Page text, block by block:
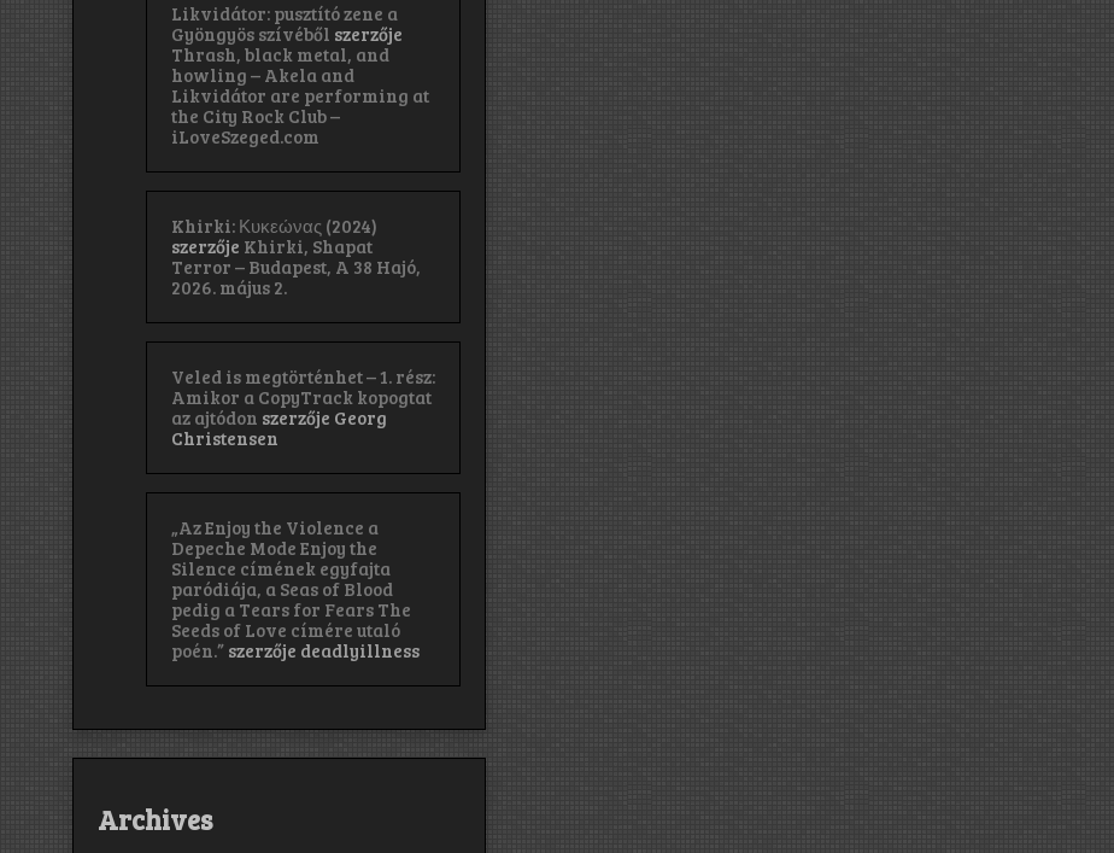
Likvidátor: pusztító zene a
Gyöngyös szívéből szerzője
Thrash, black metal, and
howling – Akela and
Likvidátor are performing at
the City Rock Club –
iLoveSzeged.com
Khirki: Κ​υ​κ​ε​ώ​ν​α​ς (2024)
szerzője Khirki, Shapat
Terror – Budapest, A 38 Hajó,
2026. május 2.
Veled is megtörténhet – 1. rész:
Amikor a CopyTrack kopogtat
az ajtódon szerzője Georg
Christensen
„Az Enjoy the Violence a
Depeche Mode Enjoy the
Silence címének egyfajta
paródiája, a Seas of Blood
pedig a Tears for Fears The
Seeds of Love címére utaló
poén.” szerzője deadlyillness
Archives